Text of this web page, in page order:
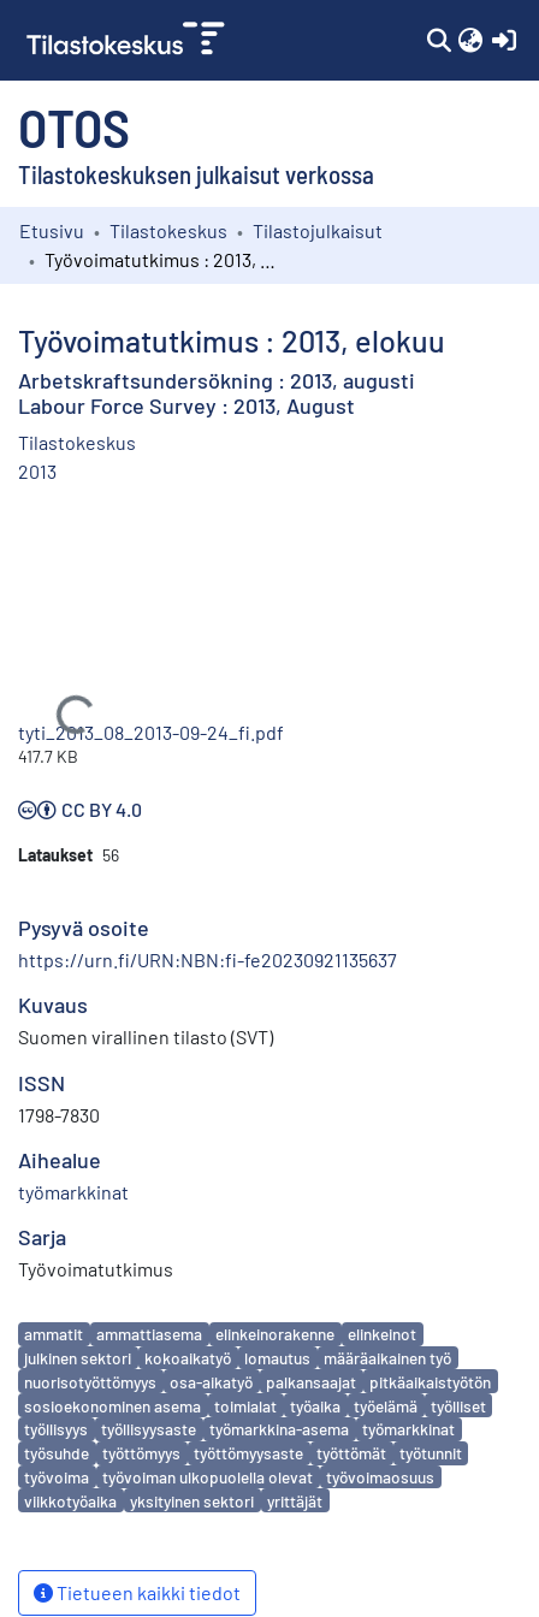
OTOS
Tilastokeskuksen julkaisut verkossa
Kokoelmat
Etusivu Tilastokeskus
Tilastojulkaisut
Työvoimatutkimus : 2013, elokuu
Arbetskraftsundersökning : 2013, augusti
Labour Force Survey : 2013, August
Tilastokeskus
2013
Ladataan...
tyti_2013_08_2013-09-24_fi.pdf
417.7 KB
CC BY 4.0
Lataukset 56
Pysyvä osoite
https://urn.fi/URN:NBN:fi-fe20230921135637
Kuvaus
Suomen virallinen tilasto (SVT)
ISSN
1798-7830
Aihealue
työmarkkinat
Sarja
Työvoimatutkimus
Avainsanat
ammatit ammattiasema elinkeinorakenne
elinkeinot
julkinen sektori
kokoaikatyö lomautus
määräaikainen työ
nuorisotyöttömyys
osa-aikatyö palkansaajat
pitkäaikaistyötön
sosioekonominen asema
toimialat työaika työelämä
työlliset
työllisyys
työllisyysaste työmarkkina-asema
työmarkkinat
työsuhde
työttömyys työttömyysaste työttömät
työtunnit
työvoima
työvoiman ulkopuolella olevat
työvoimaosuus
viikkotyöaika
yksityinen sektori yrittäjät
Tietueen kaikki tiedot